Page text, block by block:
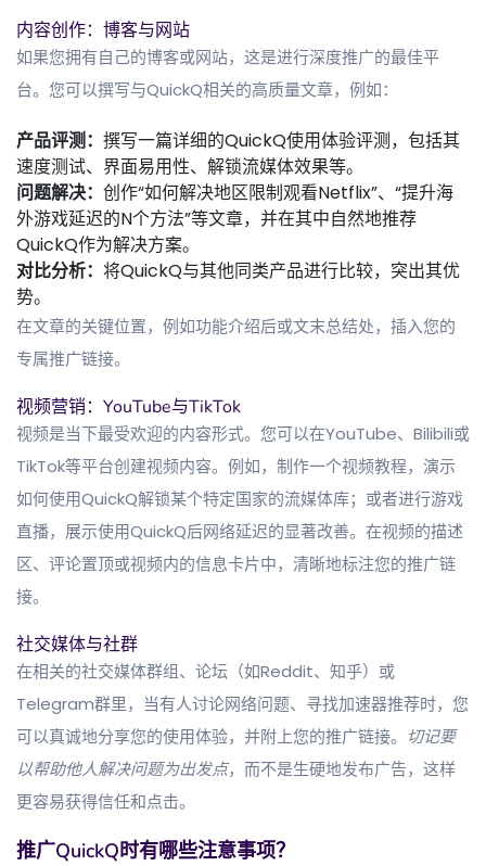
内容创作：博客与网站
如果您拥有自己的博客或网站，这是进行深度推广的最佳平
台。您可以撰写与QuickQ相关的高质量文章，例如：
产品评测： 撰写一篇详细的QuickQ使用体验评测，包括其
速度测试、界面易用性、解锁流媒体效果等。
问题解决： 创作“如何解决地区限制观看Netflix”、“提升海
外游戏延迟的N个方法”等文章，并在其中自然地推荐
QuickQ作为解决方案。
对比分析： 将QuickQ与其他同类产品进行比较，突出其优
势。
在文章的关键位置，例如功能介绍后或文末总结处，插入您的
专属推广链接。
视频营销：YouTube与TikTok
视频是当下最受欢迎的内容形式。您可以在YouTube、Bilibili或
TikTok等平台创建视频内容。例如，制作一个视频教程，演示
如何使用QuickQ解锁某个特定国家的流媒体库；或者进行游戏
直播，展示使用QuickQ后网络延迟的显著改善。在视频的描述
区、评论置顶或视频内的信息卡片中，清晰地标注您的推广链
接。
社交媒体与社群
在相关的社交媒体群组、论坛（如Reddit、知乎）或
Telegram群里，当有人讨论网络问题、寻找加速器推荐时，您
可以真诚地分享您的使用体验，并附上您的推广链接。 切记要
以帮助他人解决问题为出发点，而不是生硬地发布广告，这样
更容易获得信任和点击。
推广QuickQ时有哪些注意事项？